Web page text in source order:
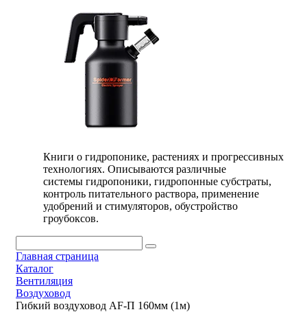
Книги о гидропонике, растениях и прогрессивных
технологиях. Описываются различные
системы гидропоники, гидропонные субстраты,
контроль питательного раствора, применение
удобрений и стимуляторов, обустройство
гроубоксов.
Главная страница
Каталог
Вентиляция
Воздуховод
Гибкий воздуховод AF-П 160мм (1м)